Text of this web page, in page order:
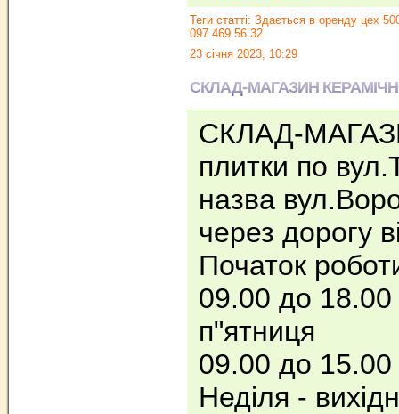
Теги статті: Здається в оренду цех
097 469 56 32
23 січня 2023, 10:29
СКЛАД-МАГАЗИН
СКЛАД-
плитки по
назва
через дорогу
Початок
09.00 до 18.00
п"ятниця
09.00 до 15.00
Неділя -